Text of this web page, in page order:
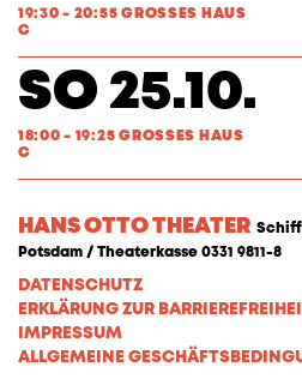
19:30 - 20:55 GROSSES HAUS
C
SO 25.10.
18:00 - 19:25 GROSSES HAUS
C
HANS OTTO THEATER
Potsdam / Theaterkasse 0331 9811-8
DATENSCHUTZ
ERKLÄRUNG ZUR
IMPRESSUM
ALLGEMEINE